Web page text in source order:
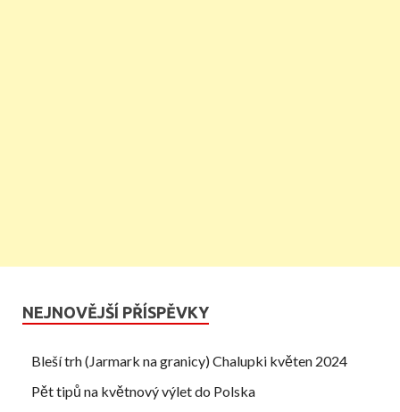
NEJNOVĚJŠÍ PŘÍSPĚVKY
Bleší trh (Jarmark na granicy) Chalupki květen 2024
Pět tipů na květnový výlet do Polska